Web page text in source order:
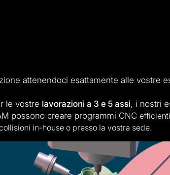
attenendoci esattamente alle vostre
le vostre lavorazioni a 3 e 5 assi, i nostri
possono creare programmi CNC
in-house o presso la vostra sede.